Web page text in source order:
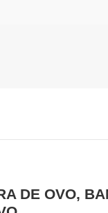
DE OVO,